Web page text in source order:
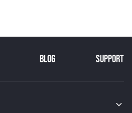
BLOG SUPPORT